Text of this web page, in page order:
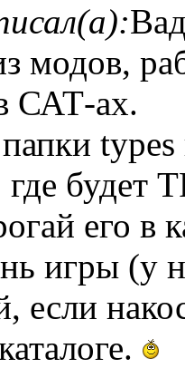
модов,
САТ-ах.
types
где будет
его в
игры (у
если